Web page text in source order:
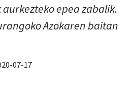
epea zabalik.
Azokaren baitan
07-17